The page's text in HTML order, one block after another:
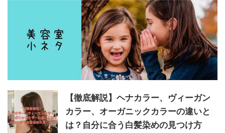
【徹底解説】ヘナカラー、ヴィーガン
カラー、オーガニックカラーの違いと
は？自分に合う白髪染めの見つけ方